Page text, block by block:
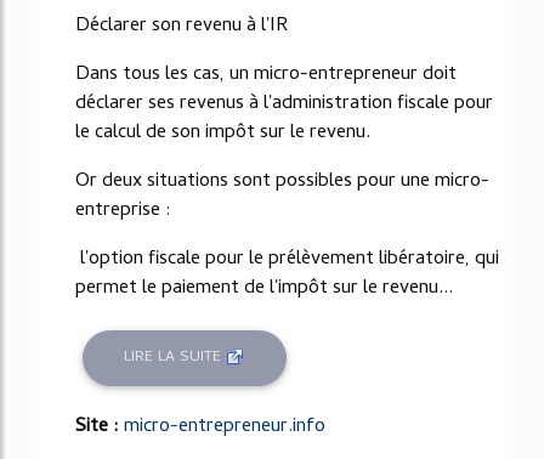
Déclarer son revenu à l'IR
Dans tous les cas, un micro-entrepreneur doit
déclarer ses revenus à l'administration fiscale pour
le calcul de son impôt sur le revenu.
Or deux situations sont possibles pour une micro-
entreprise :
l'option fiscale pour le prélèvement libératoire, qui
permet le paiement de l'impôt sur le revenu...
LIRE LA SUITE
Site :micro-entrepreneur.info